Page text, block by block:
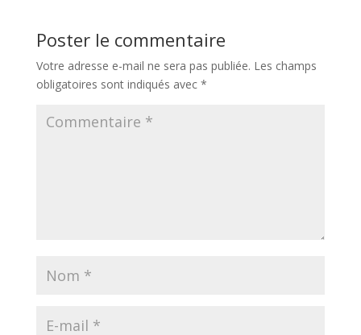
Poster le commentaire
Votre adresse e-mail ne sera pas publiée. Les champs
obligatoires sont indiqués avec *